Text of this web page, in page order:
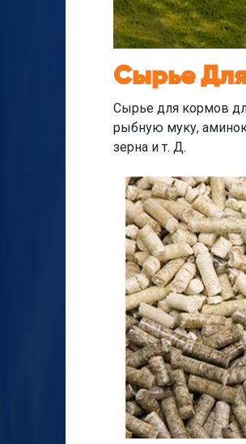
Сырье
Сырье для кормов
рыбную муку,
зерна и т. Д.